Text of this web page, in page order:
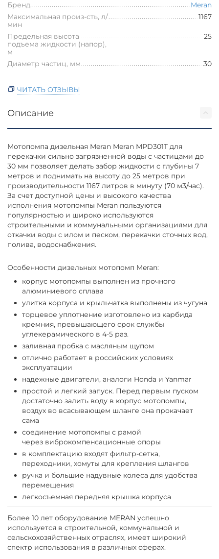
Бренд
Meran
Максимальная произ-сть, л/
мин
1167
Предельная высота
подъема жидкости (напор),
м
25
Диаметр частиц, мм 30
ЧИТАТЬ ОТЗЫВЫ
Описание
Мотопомпа дизельная Meran Meran MPD301T для
перекачки сильно загрязненной воды с частицами до
30 мм позволяет делать забор жидкости с глубины 7
метров и поднимать на высоту до 25 метров при
производительности 1167 литров в минуту (70 м3/час).
За счет доступной цены и высокого качества
исполнения мотопомпы Meran пользуются
популярностью и широко используются
строительными и коммунальными организациями для
откачки воды с илом и песком, перекачки сточных вод,
полива, водоснабжения.
Особенности дизельных мотопомп Meran:
корпус мотопомпы выполнен из прочного
алюминиевого сплава
улитка корпуса и крыльчатка выполнены из чугуна
торцевое уплотнение изготовлено из карбида
кремния, превышающего срок службы
углекерамического в 4-5 раз.
заливная пробка с масляным щупом
отлично работает в российских условиях
эксплуатации
надежные двигатели, аналоги Honda и Yanmar
простой и легкий запуск. Перед первым пуском
достаточно залить воду в корпус мотопомпы,
воздух во всасывающем шланге она прокачает
сама
соединение мотопомпы с рамой
через виброкомпенсационные опоры
в комплектацию входят фильтр-сетка,
переходники, хомуты для крепления шлангов
ручка и большие надувные колеса для удобства
перемещения
легкосъемная передняя крышка корпуса
Более 10 лет оборудование MERAN успешно
используется в строительной, коммунальной и
сельскохозяйственных отраслях, имеет широкий
спектр использования в различных сферах.